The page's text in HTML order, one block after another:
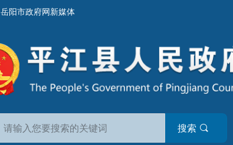
岳阳市政府网新媒体
搜索